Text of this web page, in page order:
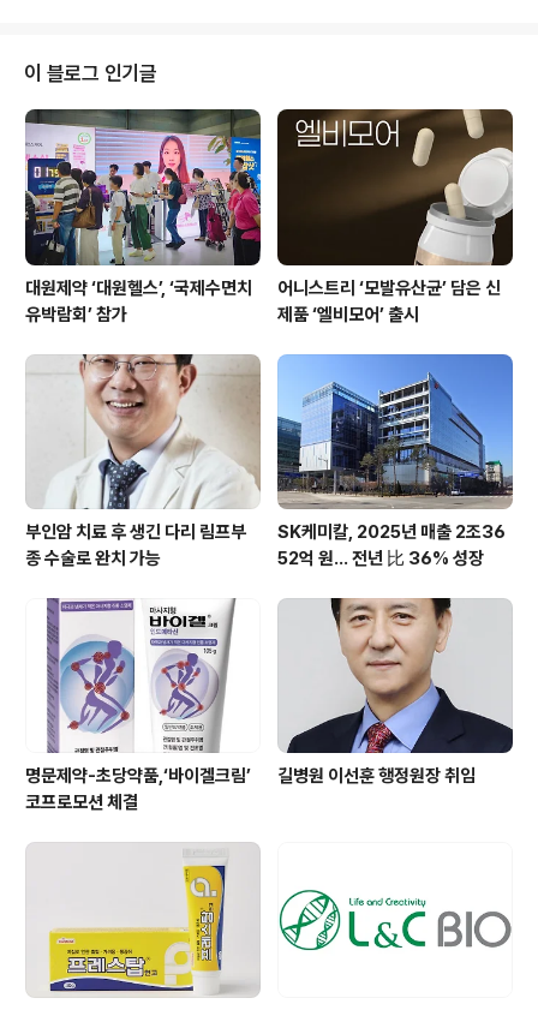
다고 밝혔다. 세포 신호전달 물질 중 하나인 Rac1을 억제
하는 ‘RCI001’은 염증조절, 안구자극 최소화, 각막 상피의
빠른 회복 등 안구건조증의 주요 증상을 개선하는 특허물
질이다. 현재 안구건조증 치료제 등 여러 안구 표면 질환에
서 스테로이드 점안제가 사용되고 있다. 스테로이..
이 블로그 인기글
대원제약 ‘대원헬스’, ‘국제수면치
유박람회’ 참가
어니스트리 ‘모발유산균’ 담은 신
제품 ‘엘비모어’ 출시
부인암 치료 후 생긴 다리 림프부
종 수술로 완치 가능
SK케미칼, 2025년 매출 2조36
52억 원… 전년 比 36% 성장
명문제약-초당약품,‘바이겔크림’
코프로모션 체결
길병원 이선훈 행정원장 취임